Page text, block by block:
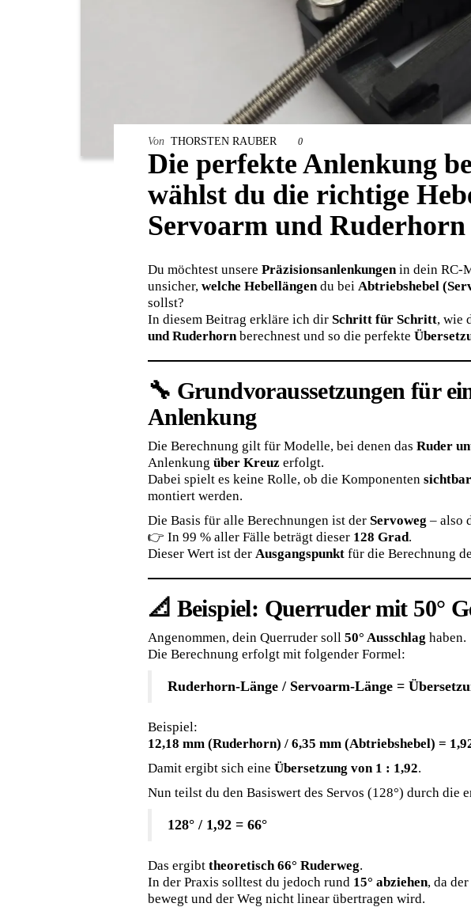
Von THORSTEN RAUBER 0
Die perfekte Anlenkung
wählst du die richtige
Servoarm und Ruderhorn
Du möchtest unsere Präzisionsanlenkungenin dein RC-
unsicher, welche Hebellängendu bei Abtriebshebel
sollst?
In diesem Beitrag erkläre ich dir Schritt für Schritt, wie
und Ruderhornberechnest und so die perfekte
🔧 Grundvoraussetzungen für
Anlenkung
Die Berechnung gilt für Modelle, bei denen das Ruder
Anlenkung über Kreuzerfolgt.
Dabei spielt es keine Rolle, ob die Komponenten
montiert werden.
Die Basis für alle Berechnungen ist der Servoweg – also
👉 In 99 % aller Fälle beträgt dieser 128 Grad.
Dieser Wert ist der Ausgangspunktfür die Berechnung
📐 Beispiel: Querruder mit 50°
Angenommen, dein Querruder soll 50° Ausschlag haben.
Die Berechnung erfolgt mit folgender Formel:
Ruderhorn-Länge / Servoarm-Länge =
Beispiel:
12,18 mm (Ruderhorn) / 6,35 mm (Abtriebshebel) =
Damit ergibt sich eine Übersetzung von 1 : 1,92.
Nun teilst du den Basiswert des Servos (128°) durch die
128° / 1,92 = 66°
Das ergibt theoretisch 66° Ruderweg.
In der Praxis solltest du jedoch rund 15° abziehen, da
bewegt und der Weg nicht linear übertragen wird.